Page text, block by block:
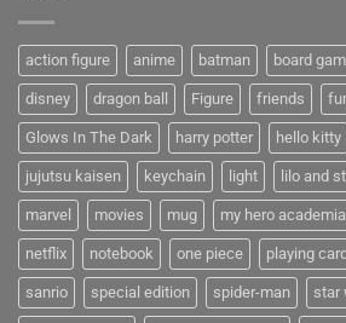
action figure anime batman board
disney dragon ball Figure friends
Glows In The Dark harry potter hello kitty
jujutsu kaisen keychain light lilo and
marvel movies mug my hero academia
netflix notebook one piece playing
sanrio special edition spider-man star